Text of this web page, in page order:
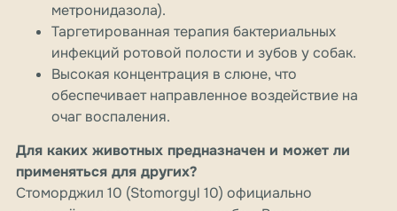
метронидазола).
Таргетированная терапия бактериальных
инфекций ротовой полости и зубов у собак.
Высокая концентрация в слюне, что
обеспечивает направленное воздействие на
очаг воспаления.
Для каких животных предназначен и может ли
применяться для других?
Стоморджил 10 (Stomorgyl 10) официально